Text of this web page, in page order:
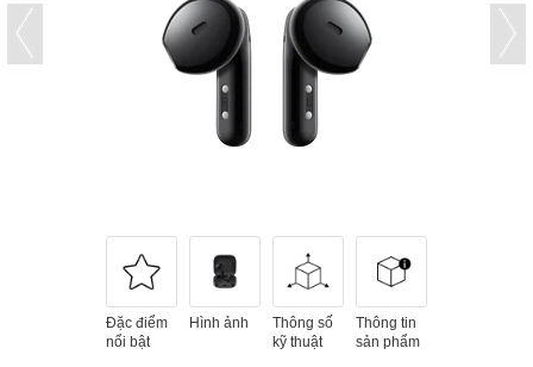
Đặc điểm
nổi bật
Hình ảnh
Thông số
kỹ thuật
Thông tin
sản phẩm